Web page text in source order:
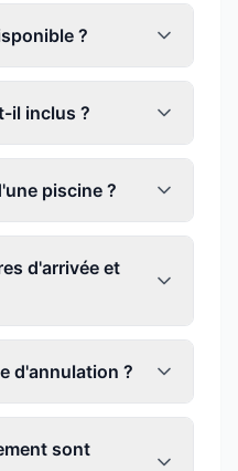
?
il inclus ?
piscine ?
d'arrivée et
d'annulation ?
sont